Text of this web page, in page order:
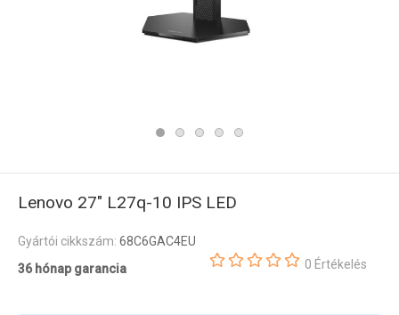
Lenovo 27" L27q-10 IPS LED
Gyártói cikkszám: 68C6GAC4EU
36 hónap garancia
0 Értékelés